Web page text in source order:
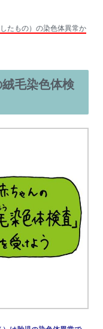
たもの）の染色体異常か
絨毛染色体検